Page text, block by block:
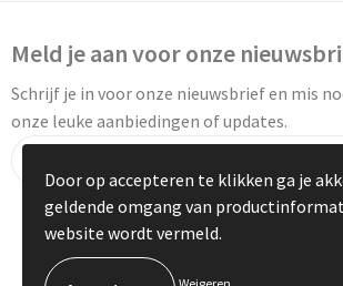
Meld je aan voor onze
Schrijf je in voor onze nieuwsbrief en mis
onze leuke aanbiedingen of updates.
© Copyright Vaneylen 2023
Door op accepteren te klikken ga je
geldende omgang van
website wordt vermeld.